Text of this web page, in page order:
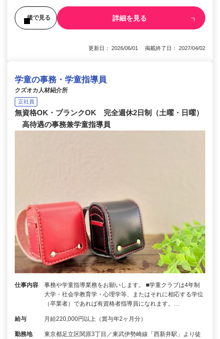
後で見る 詳細を見る
更新日： 2026/06/01 掲載終了日： 2027/04/02
学童の事務・学童指導員
クズオカ人材紹介所
正社員
無資格OK・ブランクOK 完全週休2日制（土曜・日曜）
高待遇の事務兼学童指導員
仕事内容
事務や学童指導業務をお願いします。 ■学童クラブは4年制
大学・社会学教育学・心理学等、またはそれに相応する学位
（卒業者）であれば有資格者指導員になれます。…
給与 月給220,000円以上（賞与年2ヶ月分）
勤務地
東京都足立区関原3丁目／東武伊勢崎線「西新井駅」より徒